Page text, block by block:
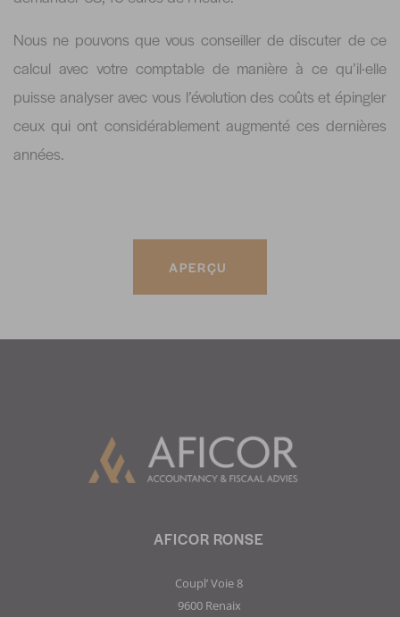
Nous ne pouvons que vous conseiller de discuter de ce
calcul avec votre comptable de manière à ce qu’il·elle
puisse analyser avec vous l’évolution des coûts et épingler
ceux qui ont considérablement augmenté ces dernières
années.
APERÇU
AFICOR RONSE
Coupl’ Voie 8
9600 Renaix